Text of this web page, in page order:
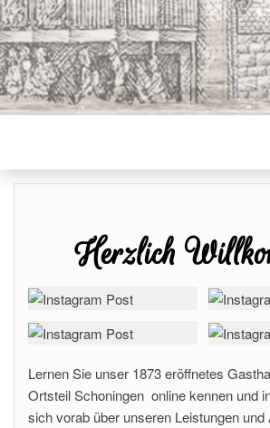
Herzlich
Lernen Sie unser 1873 eröffnetes
Ortsteil Schoningen online kennen und
sich vorab über unseren Leistungen und